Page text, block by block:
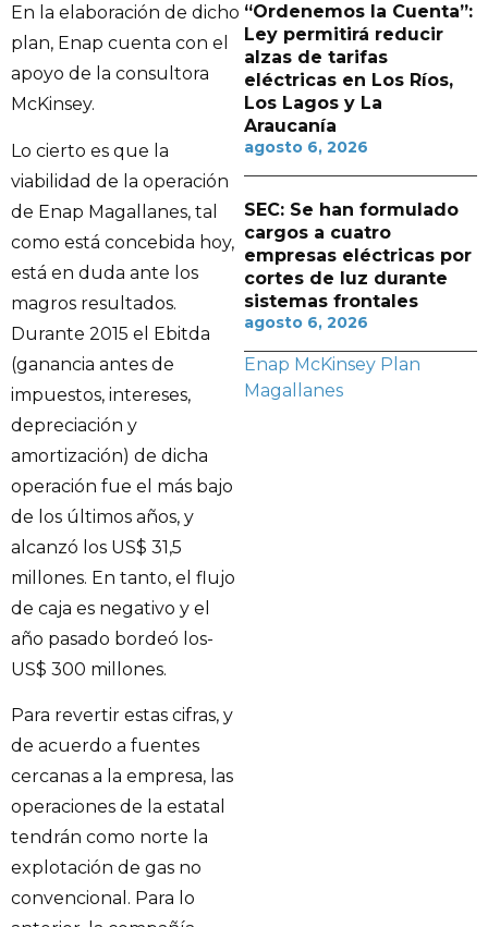
En la elaboración de dicho
plan, Enap cuenta con el
apoyo de la consultora
McKinsey.
Lo cierto es que la
viabilidad de la operación
de Enap Magallanes, tal
como está concebida hoy,
está en duda ante los
magros resultados.
Durante 2015 el Ebitda
(ganancia antes de
impuestos, intereses,
depreciación y
amortización) de dicha
operación fue el más bajo
de los últimos años, y
alcanzó los US$ 31,5
millones. En tanto, el flujo
de caja es negativo y el
año pasado bordeó los-
US$ 300 millones.
Para revertir estas cifras, y
de acuerdo a fuentes
cercanas a la empresa, las
operaciones de la estatal
tendrán como norte la
explotación de gas no
convencional. Para lo
“Ordenemos la Cuenta”:
Ley permitirá reducir
alzas de tarifas
eléctricas en Los Ríos,
Los Lagos y La
Araucanía
agosto 6, 2026
SEC: Se han formulado
cargos a cuatro
empresas eléctricas por
cortes de luz durante
sistemas frontales
agosto 6, 2026
Enap McKinsey Plan
Magallanes